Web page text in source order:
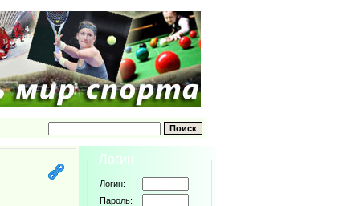
Логин
Логин:
Пароль: